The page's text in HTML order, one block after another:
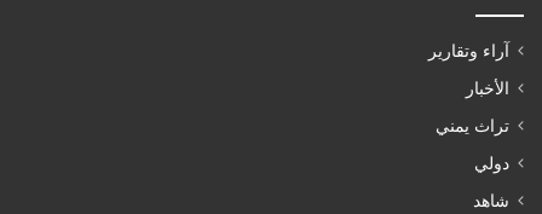
آراء وتقارير
الأخبار
تراث يمني
دولي
شاهد